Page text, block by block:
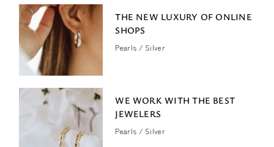
THE NEW LUXURY OF ONLINE
SHOPS
Pearls Silver
WE WORK WITH THE BEST
JEWELERS
Pearls Silver